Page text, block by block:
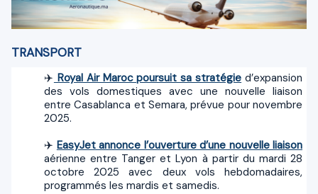
TRANSPORT
✈️ Royal Air Maroc poursuit sa stratégie d’expansion
des vols domestiques avec une nouvelle liaison
entre Casablanca et Semara, prévue pour novembre
2025.
✈️ EasyJet annonce l’ouverture d’une nouvelle liaison
aérienne entre Tanger et Lyon à partir du mardi 28
octobre 2025 avec deux vols hebdomadaires,
programmés les mardis et samedis.